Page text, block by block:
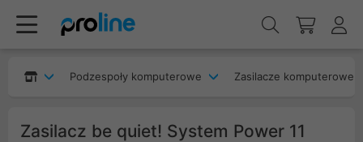
Podzespoły komputerowe Zasilacze komputerowe
Zasilacz be quiet! System Power 11